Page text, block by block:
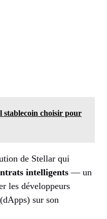
stablecoin choisir pour
de Stellar qui
intelligents — un
les développeurs
sur son